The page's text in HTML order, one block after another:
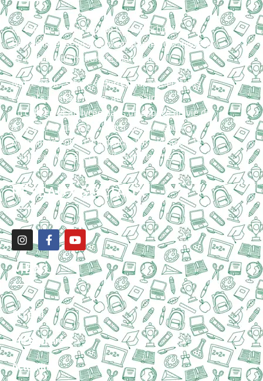
Le Groupe scolaireprivéDream School
Berrechid enseigne le programme du Ministère
de l’éducation nationale Marocain.
Notreécole, située àBerrechid,accueille vos
enfants enmaternelle, auprimaire
aucollège et aulycée dans un espace de vie de
816.25 m2 qui a été conçu avec un souci
d’équilibre entre l’éducation, l’art, le sport, la
culture et le respect de l’environnement.
RÉSEAUX SOCIAUX
MENU
Acceuil
Vie Scolaire
Actualité